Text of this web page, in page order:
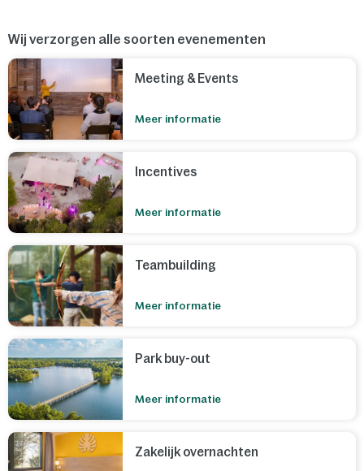
Wij verzorgen alle soorten evenementen
Meeting & Events
Meer informatie
Incentives
Meer informatie
Teambuilding
Meer informatie
Park buy-out
Meer informatie
Zakelijk overnachten